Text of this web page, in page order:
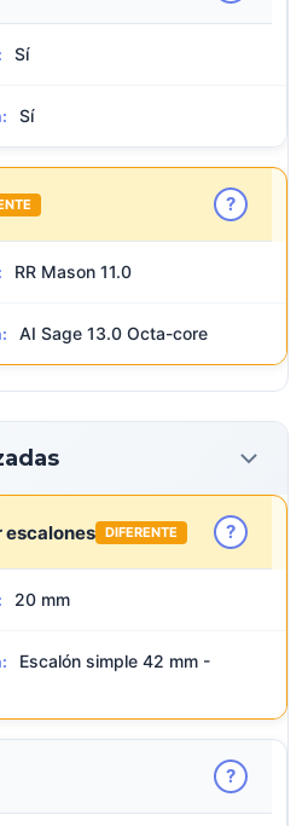
Sí
Sí
?
RR Mason 11.0
AI Sage 13.0 Octa-core
escalones DIFERENTE ?
20 mm
Escalón simple 42 mm -
?